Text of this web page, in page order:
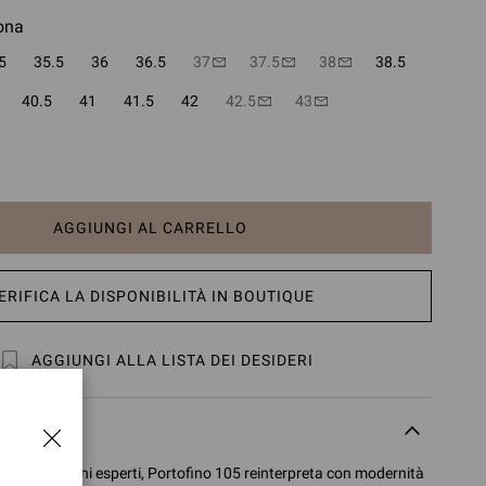
35.5 36 36.5 37 37.5 38 38.5
40.5 41 41.5 42 42.5 43
AGGIUNGI AL CARRELLO
LA DISPONIBILITÀ IN BOUTIQUE
AGGIUNGI ALLA LISTA DEI DESIDERI
da artigiani esperti, Portofino 105 reinterpreta con modernità